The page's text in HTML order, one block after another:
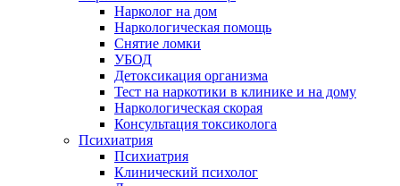
Нарколог на дом
Наркологическая помощь
Снятие ломки
УБОД
Детоксикация организма
Тест на наркотики в клинике и на дому
Наркологическая скорая
Консультация токсиколога
Психиатрия
Психиатрия
Клинический психолог